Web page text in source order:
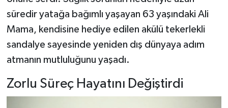
süredir yatağa bağımlı yaşayan 63 yaşındaki Ali
Mama, kendisine hediye edilen akülü tekerlekli
sandalye sayesinde yeniden dış dünyaya adım
atmanın mutluluğunu yaşadı.
Zorlu Süreç Hayatını Değiştirdi
Şenpazar Haberleri
Seydiler Haberleri
Taşköprü Haberleri
Tosya Haberleri